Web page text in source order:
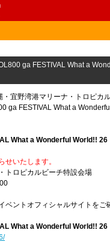
Live
Goods
ga FESTIVAL What a
宜野湾港マリーナ・トロピカ
ga FESTIVAL What a
What a Wonderful World!! 26
せいたします。
トロピカルビーチ特設会場
ベントオフィシャルサイトをご
What a Wonderful World!! 26